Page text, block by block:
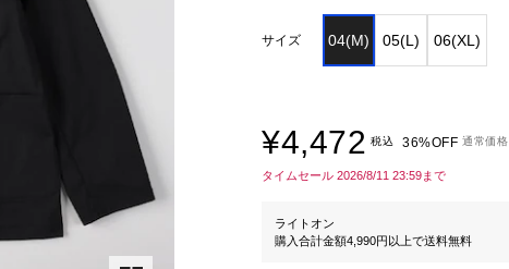
サイズ 04(M) 05(L) 06(XL)
¥4,472 税込 36%OFF 通常価格
タイムセール 2026/8/11 23:59まで
ライトオン
購入合計金額4,990円以上で送料無料